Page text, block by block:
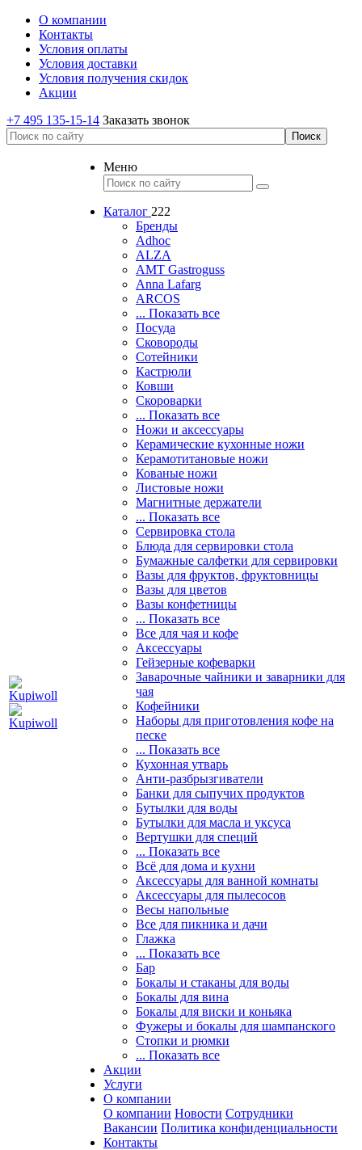
О компании
Контакты
Условия оплаты
Условия доставки
Условия получения скидок
Акции
+7 495 135-15-14 Заказать звонок
Меню
Каталог 222
Бренды
Adhoc
ALZA
AMT Gastroguss
Anna Lafarg
ARCOS
... Показать все
Посуда
Сковороды
Сотейники
Кастрюли
Ковши
Скороварки
... Показать все
Ножи и аксессуары
Керамические кухонные ножи
Керамотитановые ножи
Кованые ножи
Листовые ножи
Магнитные держатели
... Показать все
Сервировка стола
Блюда для сервировки стола
Бумажные салфетки для сервировки
Вазы для фруктов, фруктовницы
Вазы для цветов
Вазы конфетницы
... Показать все
Все для чая и кофе
Аксессуары
Гейзерные кофеварки
Заварочные чайники и заварники для
чая
Кофейники
Наборы для приготовления кофе на
песке
... Показать все
Кухонная утварь
Анти-разбрызгиватели
Банки для сыпучих продуктов
Бутылки для воды
Бутылки для масла и уксуса
Вертушки для специй
... Показать все
Всё для дома и кухни
Аксессуары для ванной комнаты
Аксессуары для пылесосов
Весы напольные
Все для пикника и дачи
Глажка
... Показать все
Бар
Бокалы и стаканы для воды
Бокалы для вина
Бокалы для виски и коньяка
Фужеры и бокалы для шампанского
Стопки и рюмки
... Показать все
Акции
Услуги
О компании
О компании Новости Сотрудники
Вакансии Политика конфиденциальности
Контакты